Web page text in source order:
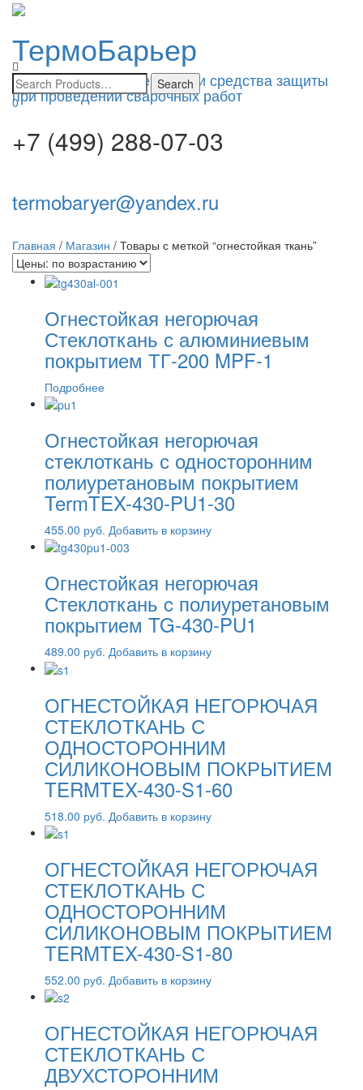
0
ТермоБарьер
Изоляционные материалы и средства защиты
при проведении сварочных работ
+7 (499) 288-07-03
termobaryer@yandex.ru
Главная / Магазин / Товары с меткой “огнестойкая ткань”
Огнестойкая негорючая
Стеклоткань с алюминиевым
покрытием ТГ-200 MPF-1
Подробнее
Огнестойкая негорючая
стеклоткань с односторонним
полиуретановым покрытием
TermTEX-430-PU1-30
455.00 руб. Добавить в корзину
Огнестойкая негорючая
Стеклоткань c полиуретановым
покрытием TG-430-PU1
489.00 руб. Добавить в корзину
ОГНЕСТОЙКАЯ НЕГОРЮЧАЯ
СТЕКЛОТКАНЬ С
ОДНОСТОРОННИМ
СИЛИКОНОВЫМ ПОКРЫТИЕМ
TERMTEX-430-S1-60
518.00 руб. Добавить в корзину
ОГНЕСТОЙКАЯ НЕГОРЮЧАЯ
СТЕКЛОТКАНЬ С
ОДНОСТОРОННИМ
СИЛИКОНОВЫМ ПОКРЫТИЕМ
TERMTEX-430-S1-80
552.00 руб. Добавить в корзину
ОГНЕСТОЙКАЯ НЕГОРЮЧАЯ
СТЕКЛОТКАНЬ С
ДВУХСТОРОННИМ